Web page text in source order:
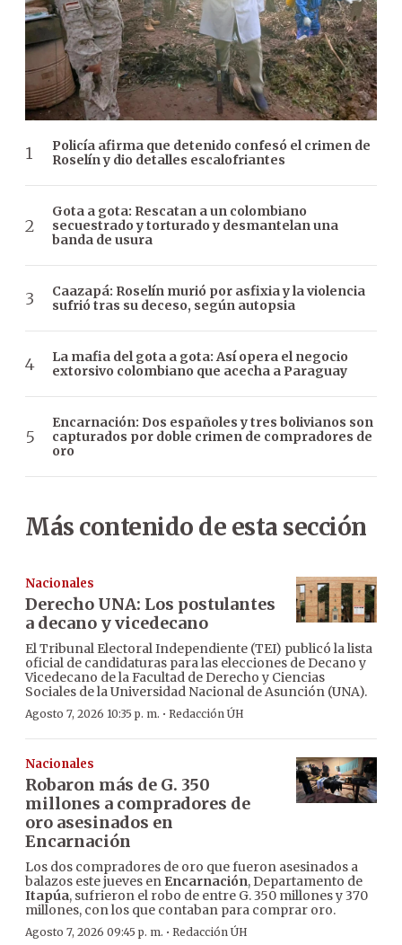
Policía afirma que detenido confesó el crimen de
Roselín y dio detalles escalofriantes
Gota a gota: Rescatan a un colombiano
secuestrado y torturado y desmantelan una
banda de usura
Caazapá: Roselín murió por asfixia y la violencia
sufrió tras su deceso, según autopsia
La mafia del gota a gota: Así opera el negocio
extorsivo colombiano que acecha a Paraguay
Encarnación: Dos españoles y tres bolivianos son
capturados por doble crimen de compradores de
oro
Más contenido de esta sección
Nacionales
Derecho UNA: Los postulantes
a decano y vicedecano
El Tribunal Electoral Independiente (TEI) publicó la lista
oficial de candidaturas para las elecciones de Decano y
Vicedecano de la Facultad de Derecho y Ciencias
Sociales de la Universidad Nacional de Asunción (UNA).
Agosto 7, 2026 10:35 p. m. · Redacción ÚH
Nacionales
Robaron más de G. 350
millones a compradores de
oro asesinados en
Encarnación
Los dos compradores de oro que fueron asesinados a
balazos este jueves en Encarnación, Departamento de
Itapúa, sufrieron el robo de entre G. 350 millones y 370
millones, con los que contaban para comprar oro.
Agosto 7, 2026 09:45 p. m. · Redacción ÚH